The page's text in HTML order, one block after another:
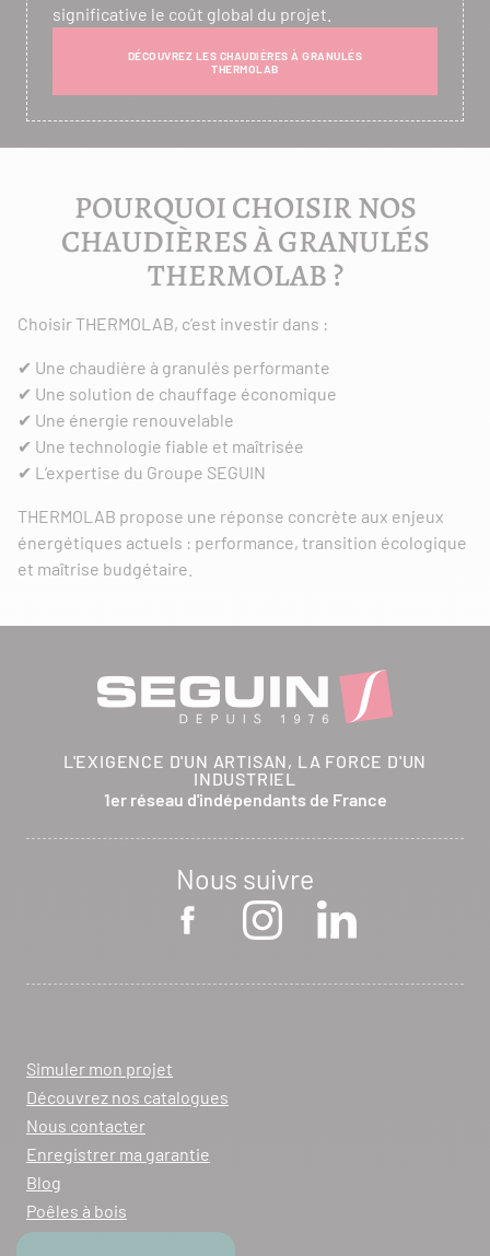
significative le coût global du projet.
DÉCOUVREZ LES CHAUDIÈRES À GRANULÉS
THERMOLAB
POURQUOI CHOISIR NOS
CHAUDIÈRES À GRANULÉS
THERMOLAB ?
Choisir THERMOLAB, c’est investir dans :
✔ Une chaudière à granulés performante
✔ Une solution de chauffage économique
✔ Une énergie renouvelable
✔ Une technologie fiable et maîtrisée
✔ L’expertise du Groupe SEGUIN
THERMOLAB propose une réponse concrète aux enjeux
énergétiques actuels : performance, transition écologique
et maîtrise budgétaire.
L'EXIGENCE D'UN ARTISAN, LA FORCE D'UN
INDUSTRIEL
1er réseau d'indépendants de France
Nous suivre
Simuler mon projet
Découvrez nos catalogues
Nous contacter
Enregistrer ma garantie
Blog
Poêles à bois